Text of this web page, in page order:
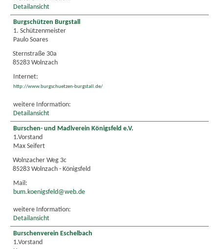
Detailansicht
Burgschützen Burgstall
1. Schützenmeister
Paulo Soares
Sternstraße 30a
85283 Wolnzach
Internet:
http://www.burgschuetzen-burgstall.de/
weitere Information:
Detailansicht
Burschen- und Madlverein Königsfeld e.V.
1.Vorstand
Max Seifert
Wolnzacher Weg 3c
85283 Wolnzach - Königsfeld
Mail:
bum.koenigsfeld@web.de
weitere Information:
Detailansicht
Burschenverein Eschelbach
1.Vorstand